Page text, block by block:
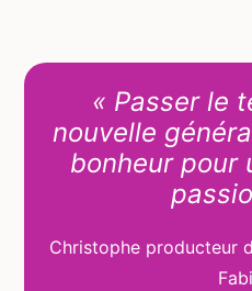
« Passer le
nouvelle
bonheur pour
Christophe producteur